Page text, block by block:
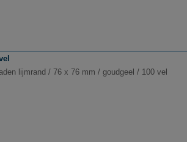
lijmrand / 76 x 76 mm / goudgeel / 100 vel